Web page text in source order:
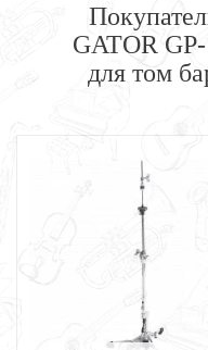
GATOR
для том